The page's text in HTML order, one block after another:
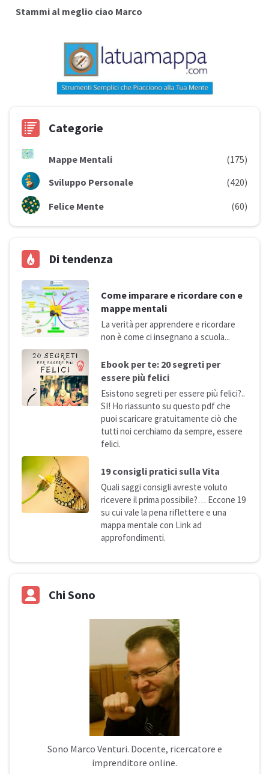
Stammi al meglio ciao Marco
Categorie
Mappe Mentali
(175)
Sviluppo Personale
(420)
Felice Mente
(60)
Di tendenza
Come imparare e ricordare con e
mappe mentali
La verità per apprendere e ricordare
non è come ci insegnano a scuola...
Ebook per te: 20 segreti per
essere più felici
Esistono segreti per essere più felici?..
SI! Ho riassunto su questo pdf che
puoi scaricare gratuitamente ciò che
tutti noi cerchiamo da sempre, essere
felici.
19 consigli pratici sulla Vita
Quali saggi consigli avreste voluto
ricevere il prima possibile?… Eccone 19
su cui vale la pena riflettere e una
mappa mentale con Link ad
approfondimenti.
Chi Sono
Sono Marco Venturi. Docente, ricercatore e
imprenditore online.